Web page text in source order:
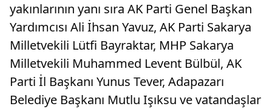
yakınlarının yanı sıra AK Parti Genel Başkan
Yardımcısı Ali İhsan Yavuz, AK Parti Sakarya
Milletvekili Lütfi Bayraktar, MHP Sakarya
Milletvekili Muhammed Levent Bülbül, AK
Parti İl Başkanı Yunus Tever, Adapazarı
Belediye Başkanı Mutlu Işıksu ve vatandaşlar